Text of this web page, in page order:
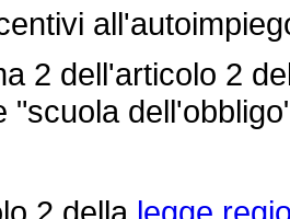
2 dell'articolo 2
"scuola